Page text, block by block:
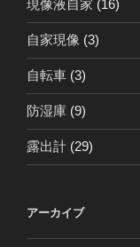
現像液自家 (16)
自家現像 (3)
自転車 (3)
防湿庫 (9)
露出計 (29)
アーカイブ